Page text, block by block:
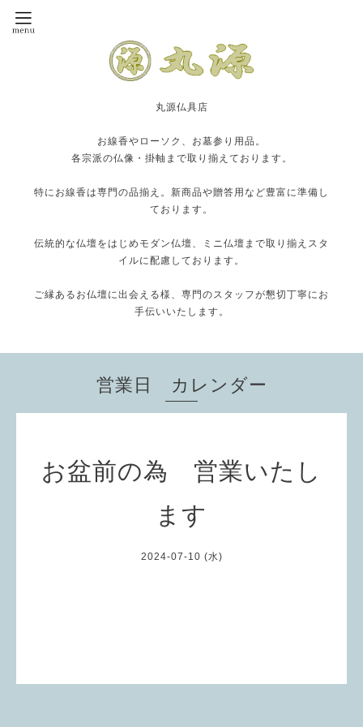
丸源仏具店
お線香やローソク、お墓参り用品。
各宗派の仏像・掛軸まで取り揃えております。
特にお線香は専門の品揃え。新商品や贈答用など豊富に準備し
ております。
伝統的な仏壇をはじめモダン仏壇、ミニ仏壇まで取り揃えスタ
イルに配慮しております。
ご縁あるお仏壇に出会える様、専門のスタッフが懇切丁寧にお
手伝いいたします。
営業日 カレンダー
お盆前の為 営業いたし
ます
2024-07-10 (水)